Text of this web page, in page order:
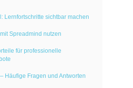
Lernfortschritte sichtbar machen
Spreadmind nutzen
für professionelle
Häufige Fragen und Antworten